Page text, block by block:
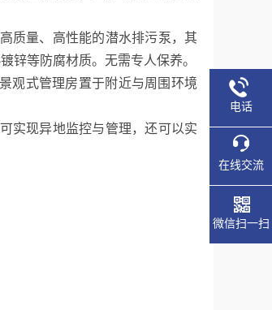
质量、高性能的潜水排污泵，其
锌等防腐材质。无需专人保养。
观式管理房置于附近与周围环境
实现异地监控与管理，还可以实
电话
在线交流
微信扫一扫